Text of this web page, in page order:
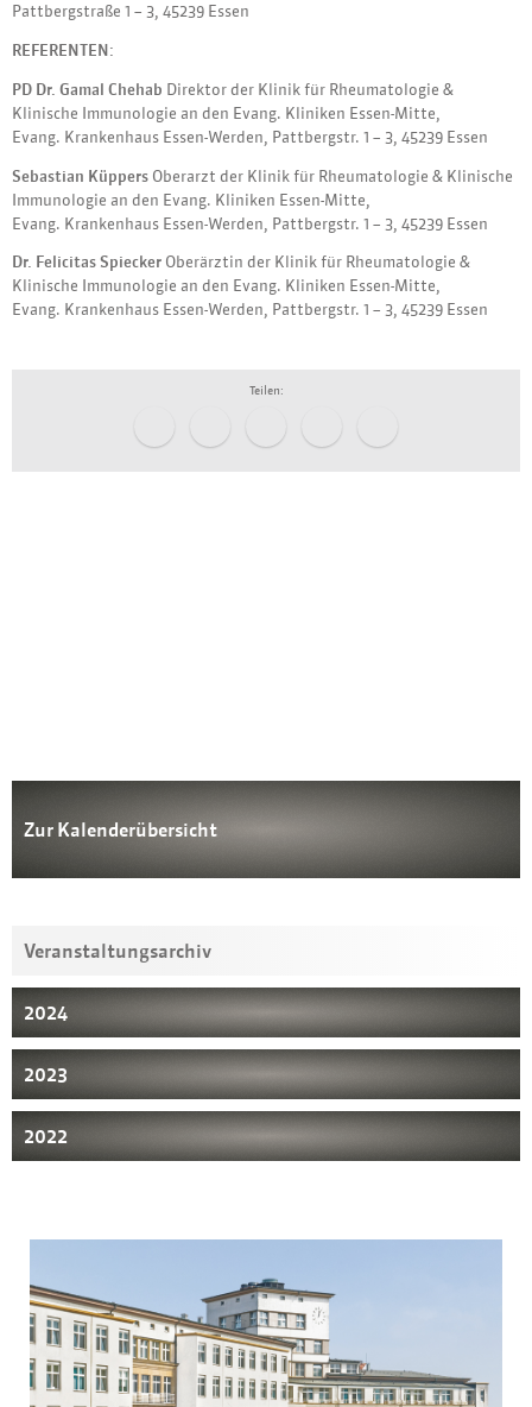
Pattbergstraße 1 – 3, 45239 Essen
REFERENTEN:
PD Dr. Gamal Chehab Direktor der Klinik für Rheumatologie &
Klinische Immunologie an den Evang. Kliniken Essen-Mitte,
Evang. Krankenhaus Essen-Werden, Pattbergstr. 1 – 3, 45239 Essen
Sebastian Küppers Oberarzt der Klinik für Rheumatologie & Klinische
Immunologie an den Evang. Kliniken Essen-Mitte,
Evang. Krankenhaus Essen-Werden, Pattbergstr. 1 – 3, 45239 Essen
Dr. Felicitas Spiecker Oberärztin der Klinik für Rheumatologie &
Klinische Immunologie an den Evang. Kliniken Essen-Mitte,
Evang. Krankenhaus Essen-Werden, Pattbergstr. 1 – 3, 45239 Essen
Teilen:
Zur Kalenderübersicht
Veranstaltungsarchiv
2024
2023
2022